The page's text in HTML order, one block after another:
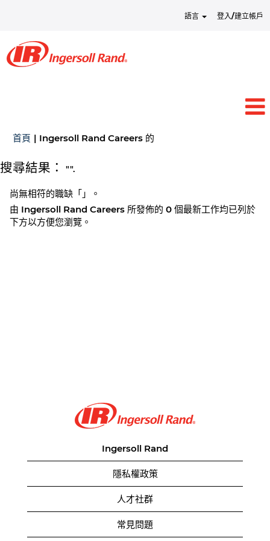
語言 登入/建立帳戶
首頁 | Ingersoll Rand Careers 的
搜尋結果： "".
尚無相符的職缺「 」。
由 Ingersoll Rand Careers 所發佈的 0 個最新工作均已列於
下方以方便您瀏覽。
Ingersoll Rand
隱私權政策
人才社群
常見問題